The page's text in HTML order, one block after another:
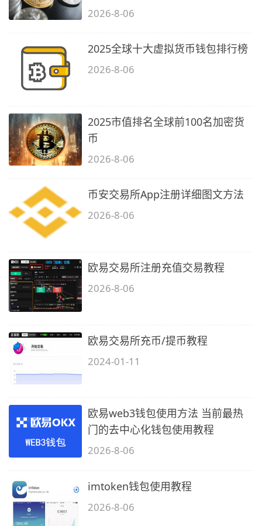
2026-8-06
2025全球十大虚拟货币钱包排行榜
2026-8-06
2025市值排名全球前100名加密货
币
2026-8-06
币安交易所App注册详细图文方法
2026-8-06
欧易交易所注册充值交易教程
2026-8-06
欧易交易所充币/提币教程
2024-01-11
欧易web3钱包使用方法 当前最热
门的去中心化钱包使用教程
2026-8-06
imtoken钱包使用教程
2026-8-06